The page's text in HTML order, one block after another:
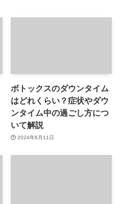
ボトックスのダウンタイム
はどれくらい？症状やダウ
ンタイム中の過ごし方につ
いて解説
2024年6月11日